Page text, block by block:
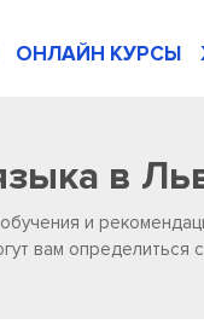
ОНЛАЙН КУРСЫ
в
и
вам определиться с